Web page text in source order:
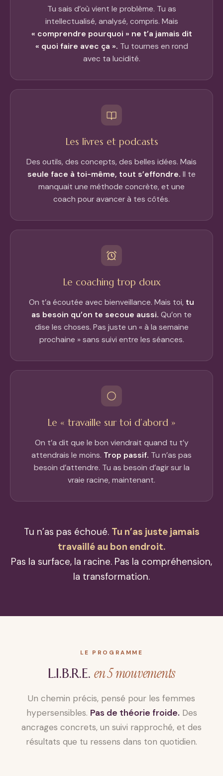
Tu sais d’où vient le problème. Tu as
intellectualisé, analysé, compris. Mais
« comprendre pourquoi » ne t’a jamais dit
« quoi faire avec ça ». Tu tournes en rond
avec ta lucidité.
Les livres et podcasts
Des outils, des concepts, des belles idées. Mais
seule face à toi-même, tout s’effondre. Il te
manquait une méthode concrète, et une
coach pour avancer à tes côtés.
Le coaching trop doux
On t’a écoutée avec bienveillance. Mais toi, tu
as besoin qu’on te secoue aussi. Qu’on te
dise les choses. Pas juste un « à la semaine
prochaine » sans suivi entre les séances.
Le « travaille sur toi d’abord »
On t’a dit que le bon viendrait quand tu t’y
attendrais le moins. Trop passif. Tu n’as pas
besoin d’attendre. Tu as besoin d’agir sur la
vraie racine, maintenant.
Tu n’as pas échoué. Tu n’as juste jamais
travaillé au bon endroit.
Pas la surface, la racine. Pas la compréhension,
la transformation.
LE PROGRAMME
L.I.B.R.E.en 5 mouvements
Un chemin précis, pensé pour les femmes
hypersensibles. Pas de théorie froide. Des
ancrages concrets, un suivi rapproché, et des
résultats que tu ressens dans ton quotidien.